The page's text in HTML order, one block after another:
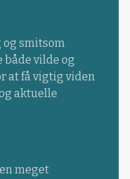
og smitsom
både vilde og
at få vigtig viden
aktuelle
meget